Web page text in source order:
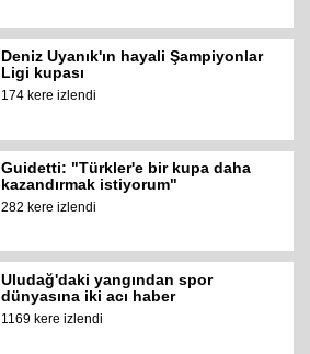
Deniz Uyanık'ın hayali Şampiyonlar
Ligi kupası
174 kere izlendi
Guidetti: "Türkler'e bir kupa daha
kazandırmak istiyorum"
282 kere izlendi
Uludağ'daki yangından spor
dünyasına iki acı haber
1169 kere izlendi